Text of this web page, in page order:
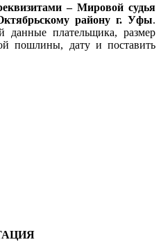
– Мировой судья
району г. Уфы.
данные плательщика, размер
пошлины, дату и поставить